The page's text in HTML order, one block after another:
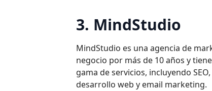
3. MindStudio
MindStudio es una agencia de
negocio por más de 10 años y
gama de servicios, incluyendo
desarrollo web y email marketing.